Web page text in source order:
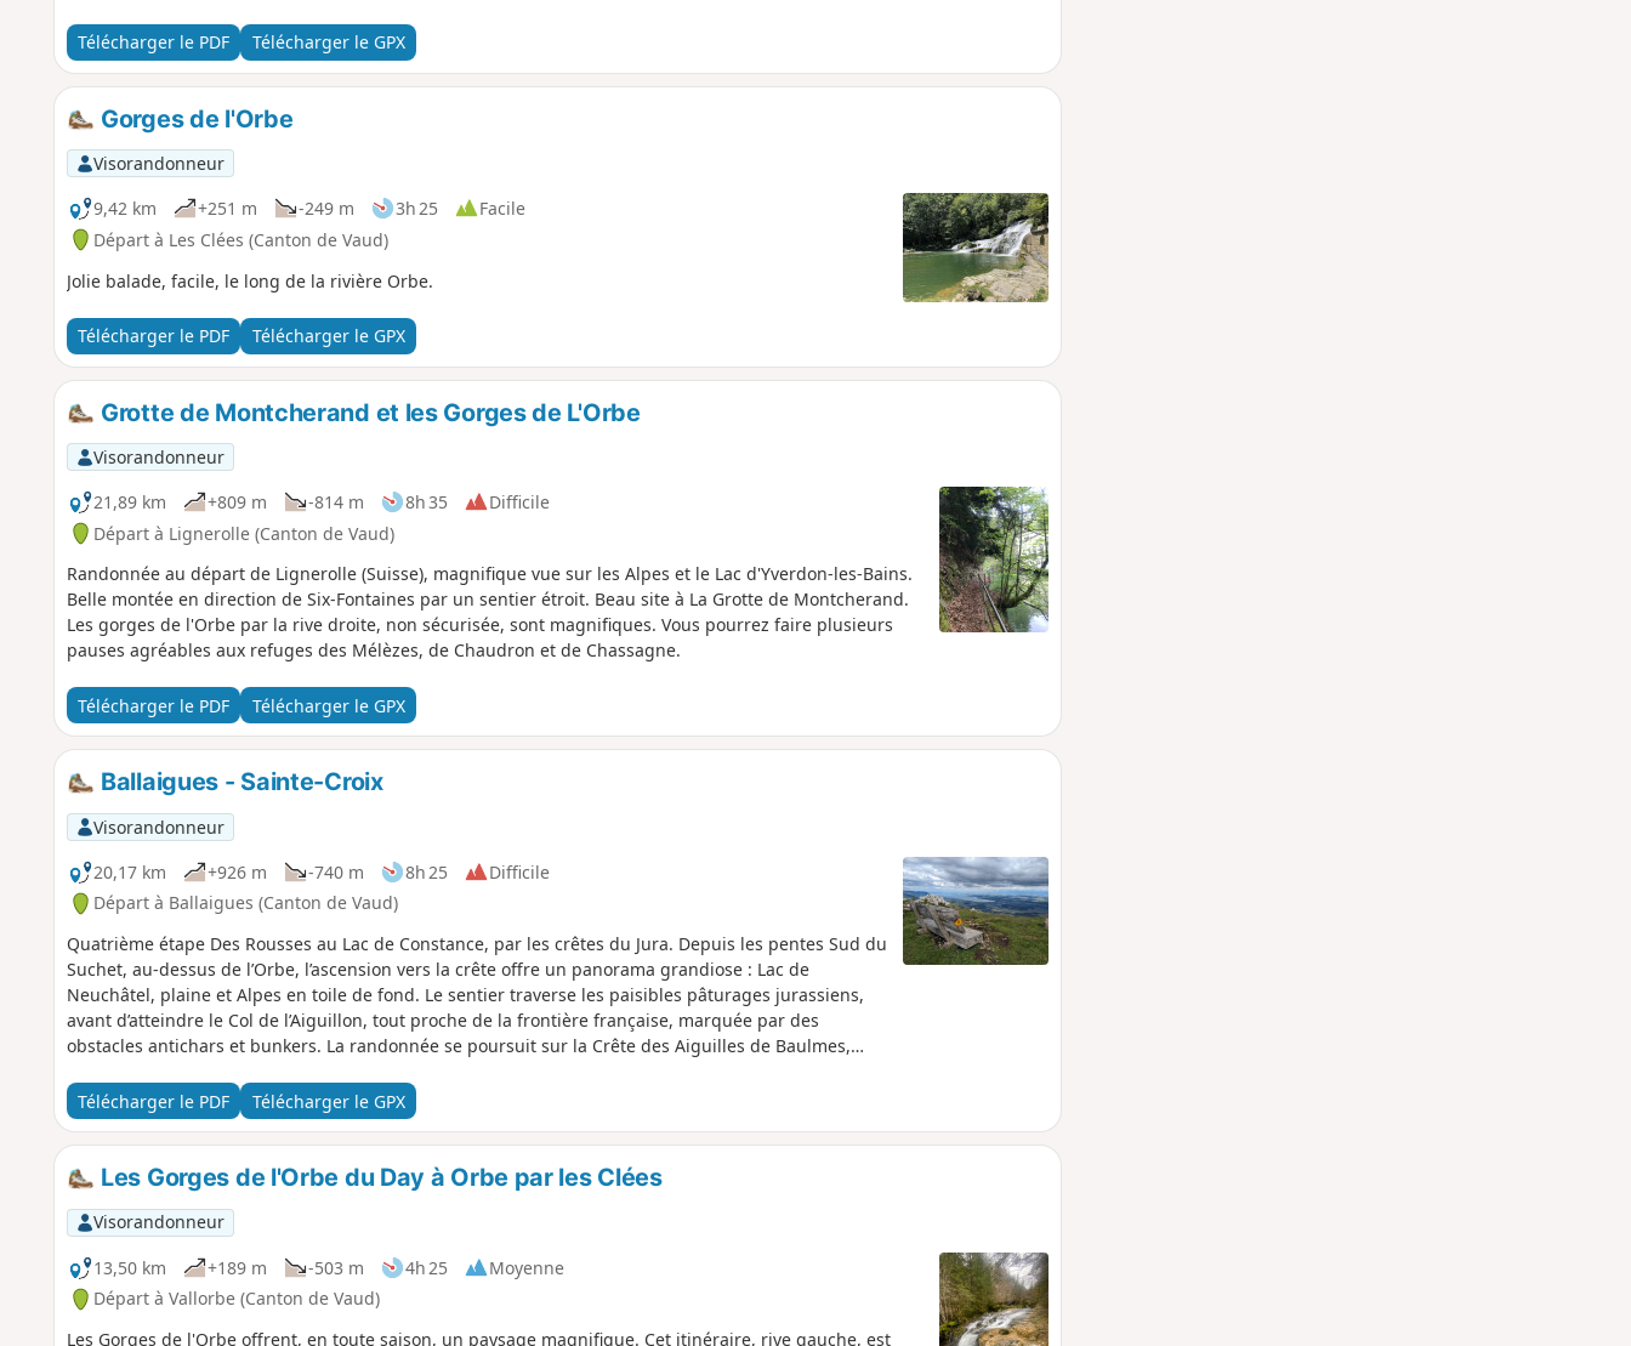
Télécharger le PDF Télécharger le GPX
Gorges de l'Orbe
Visorandonneur
9,42 km
+251 m -249 m 3h 25
Facile
Départ à Les Clées (Canton de Vaud)
Jolie balade, facile, le long de la rivière Orbe.
Télécharger le PDF Télécharger le GPX
Grotte de Montcherand et les Gorges de L'Orbe
Visorandonneur
21,89 km
+809 m -814 m 8h 35
Difficile
Départ à Lignerolle (Canton de Vaud)
Randonnée au départ de Lignerolle (Suisse), magnifique vue sur les Alpes et le Lac d'Yverdon-les-Bains.
Belle montée en direction de Six-Fontaines par un sentier étroit. Beau site à La Grotte de Montcherand.
Les gorges de l'Orbe par la rive droite, non sécurisée, sont magnifiques. Vous pourrez faire plusieurs
pauses agréables aux refuges des Mélèzes, de Chaudron et de Chassagne.
Télécharger le PDF Télécharger le GPX
Ballaigues - Sainte-Croix
Visorandonneur
20,17 km
+926 m -740 m 8h 25
Difficile
Départ à Ballaigues (Canton de Vaud)
Quatrième étape Des Rousses au Lac de Constance, par les crêtes du Jura. Depuis les pentes Sud du
Suchet, au-dessus de l’Orbe, l’ascension vers la crête offre un panorama grandiose : Lac de
Neuchâtel, plaine et Alpes en toile de fond. Le sentier traverse les paisibles pâturages jurassiens,
avant d’atteindre le Col de l’Aiguillon, tout proche de la frontière française, marquée par des
obstacles antichars et bunkers. La randonnée se poursuit sur la Crête des Aiguilles de Baulmes,
Chasseral. La descente mène à Sainte-Croix, réputée pour ses boîtes à musique et automates.
Télécharger le PDF Télécharger le GPX
Les Gorges de l'Orbe du Day à Orbe par les Clées
Visorandonneur
13,50 km
+189 m -503 m 4h 25
Moyenne
Départ à Vallorbe (Canton de Vaud)
Les Gorges de l'Orbe offrent, en toute saison, un paysage magnifique. Cet itinéraire, rive gauche, est